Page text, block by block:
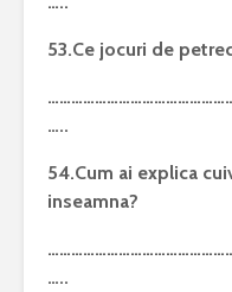
53.Ce jocuri de
…..
54.Cum ai explica
inseamna?
…..